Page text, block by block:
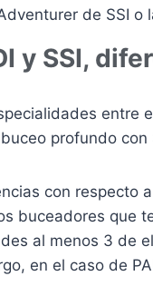
de SSI
y SSI,
profundo
con respecto
buceadores que
al menos 3 de
en el caso de